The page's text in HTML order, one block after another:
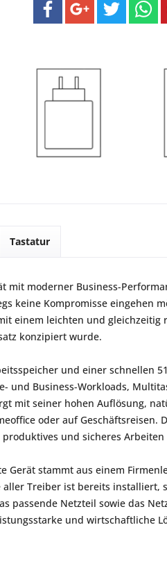
Tastatur
mit moderner Business-
keine Kompromisse eingehen
einem leichten und gleichzeitig
konzipiert wurde.
und einer schnellen
und Business-Workloads,
mit seiner hohen Auflösung,
oder auf Geschäftsreisen.
und sicheres
stammt aus einem
Treiber ist bereits installiert,
Netzteil sowie das
und wirtschaftliche